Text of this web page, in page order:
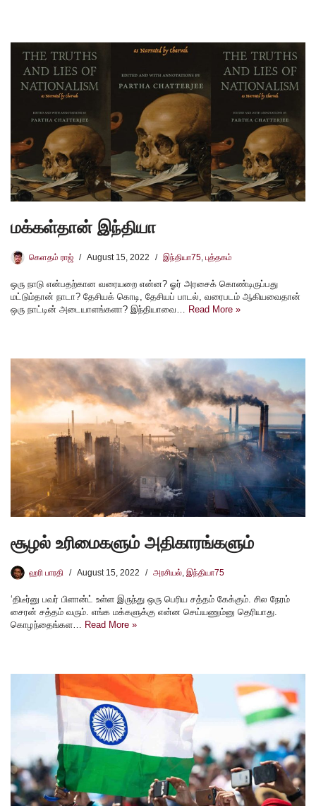
மக்கள்தான் இந்தியா
கெளதம் ராஜ் August 15, 2022 இந்தியா75 புத்தகம்
ஒரு நாடு என்பதற்கான வரையறை என்ன? ஓர் அரசைக் கொண்டிருப்பது
மட்டும்தான் நாடா? தேசியக் கொடி, தேசியப் பாடல், வரைபடம் ஆகியவைதான்
ஒரு நாட்டின் அடையாளங்களா? இந்தியாவை…
Read More »
சூழல் உரிமைகளும் அதிகாரங்களும்
ஹரி பாரதி August 15, 2022 அரசியல் இந்தியா75
‘திடீர்னு பவர் பிளான்ட் உள்ள இருந்து ஒரு பெரிய சத்தம் கேக்கும். சில நேரம்
சைரன் சத்தம் வரும். எங்க மக்களுக்கு என்ன செய்யணும்னு தெரியாது.
கொழந்தைங்கள… Read More »